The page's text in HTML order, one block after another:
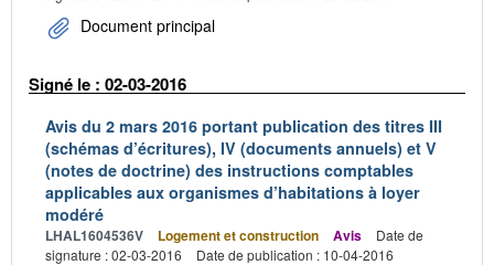
Document principal
Signé le : 02-03-2016
Avis du 2 mars 2016 portant publication des titres III
(schémas d’écritures), IV (documents annuels) et V
(notes de doctrine) des instructions comptables
applicables aux organismes d’habitations à loyer
modéré
LHAL1604536V Logement et construction Avis
Date de
signature : 02-03-2016
Date de publication : 10-04-2016